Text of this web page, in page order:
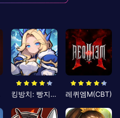
킹방치: 빵지의 제왕 레퀴엠M(CBT)